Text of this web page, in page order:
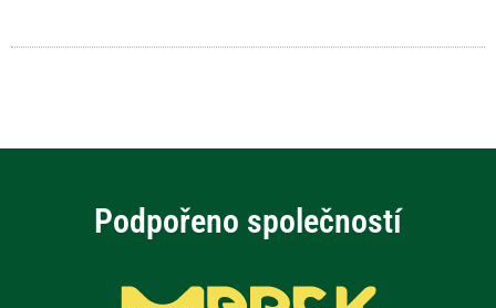
Podpořeno společností